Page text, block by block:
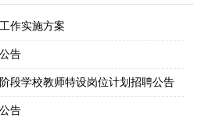
作实施方案
告
段学校教师特设岗位计划招聘公告
告